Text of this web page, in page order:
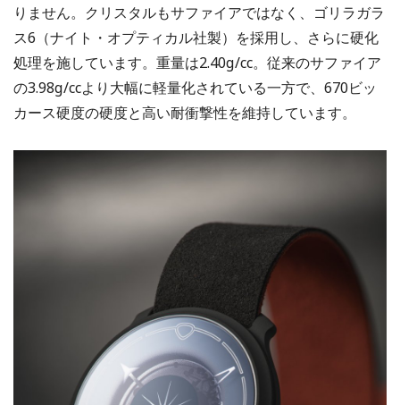
りません。クリスタルもサファイアではなく、ゴリラガラ
ス6（ナイト・オプティカル社製）を採用し、さらに硬化
処理を施しています。重量は2.40g/cc。従来のサファイア
の3.98g/ccより大幅に軽量化されている一方で、670ビッ
カース硬度の硬度と高い耐衝撃性を維持しています。